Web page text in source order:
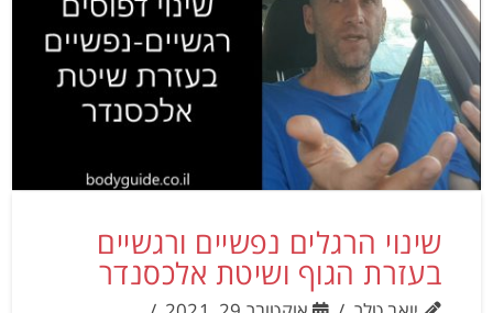
שינוי הרגלים נפשיים ורגשיים
בעזרת הגוף ושיטת אלכסנדר